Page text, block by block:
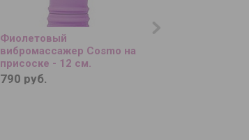
Фиолетовый
вибромассажер Cosmo на
присоске - 12 см.
790 руб.